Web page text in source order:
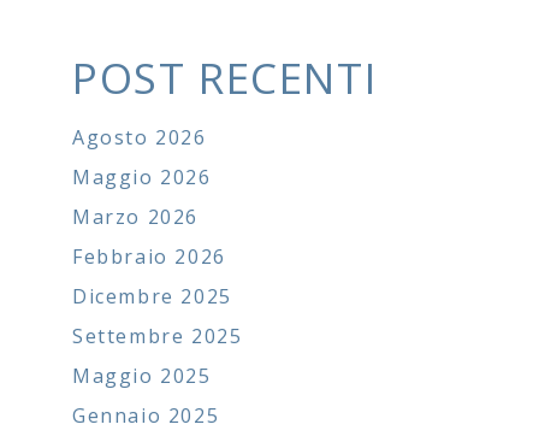
POST RECENTI
Agosto 2026
Maggio 2026
Marzo 2026
Febbraio 2026
Dicembre 2025
Settembre 2025
Maggio 2025
Gennaio 2025